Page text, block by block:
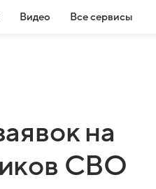
Видео Все сервисы
на
СВО